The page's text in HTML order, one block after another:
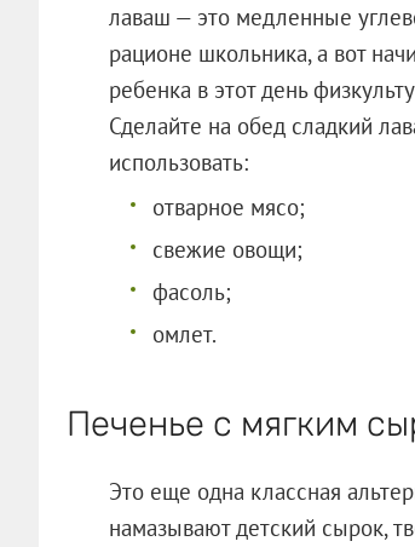
лаваш — это медленные
рационе школьника, а вот
ребенка в этот день
Сделайте на обед сладкий
использовать:
отварное мясо;
свежие овощи;
фасоль;
омлет.
Печенье с мягким
Это еще одна классная
намазывают детский сырок,